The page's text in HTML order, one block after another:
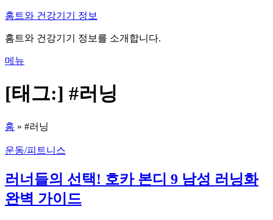
내
으
바
기
홈트와 건강기기 정보
홈트와 건강기기 정보를 소개합니다.
메뉴
[태그:] #러닝
홈 » #러닝
운동/피트니스
러너들의 선택! 호카 본디 9 남성 러닝화
완벽 가이드